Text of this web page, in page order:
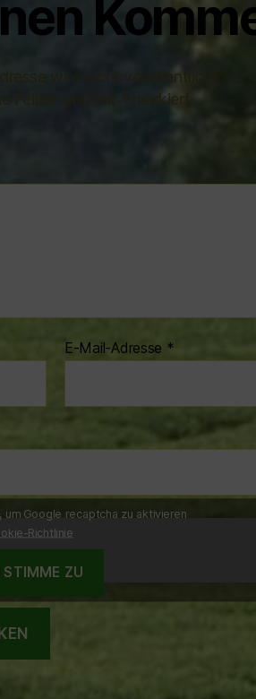
wird nicht veröffentlicht.
Felder sind mit
markiert
E-Mail-Adresse *
um Google recaptcha zu aktivieren
Richtlinie
STIMME ZU